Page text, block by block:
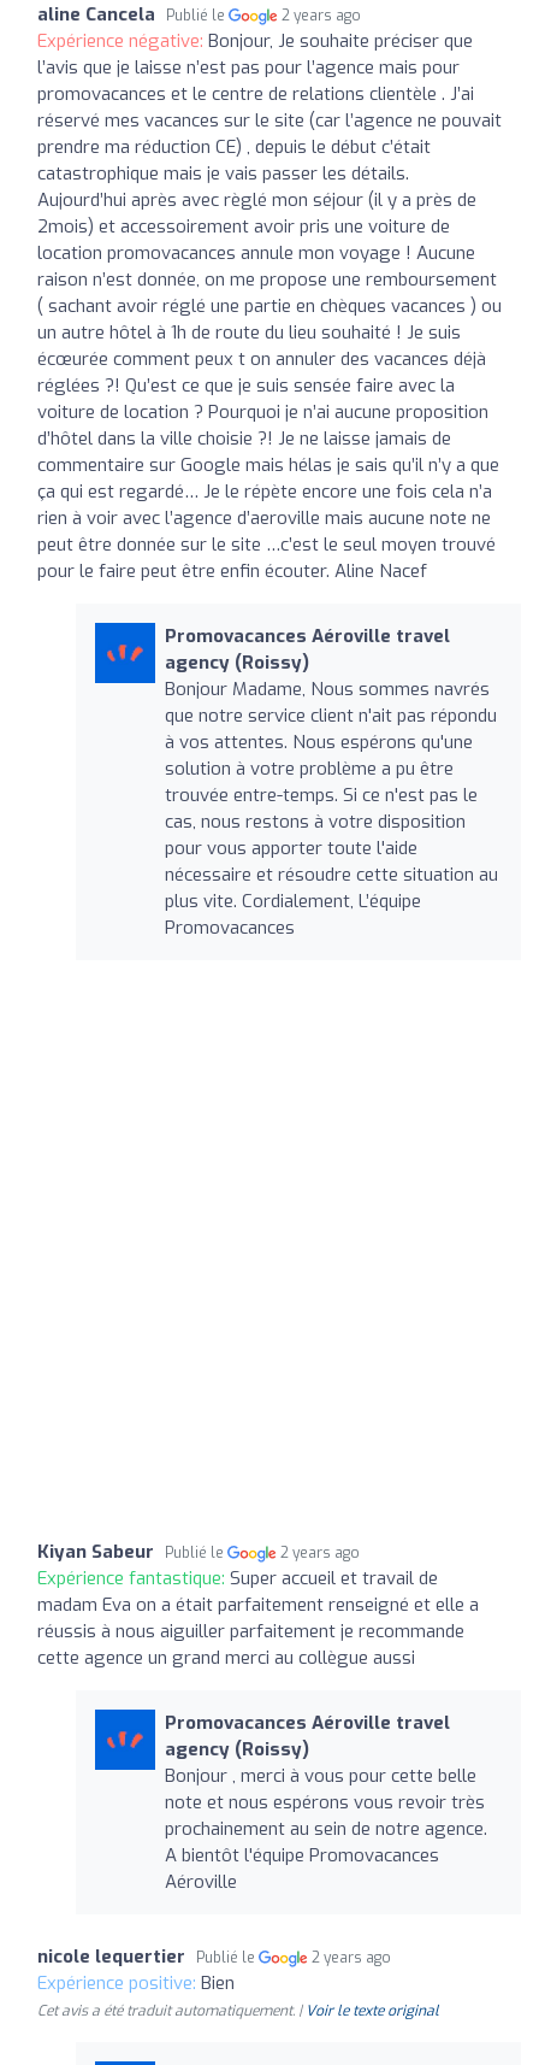
aline Cancela Publié le 2 years ago
Expérience négative: Bonjour, Je souhaite préciser que
l’avis que je laisse n’est pas pour l’agence mais pour
promovacances et le centre de relations clientèle . J’ai
réservé mes vacances sur le site (car l’agence ne pouvait
prendre ma réduction CE) , depuis le début c’était
catastrophique mais je vais passer les détails.
Aujourd’hui après avec règlé mon séjour (il y a près de
2mois) et accessoirement avoir pris une voiture de
location promovacances annule mon voyage ! Aucune
raison n’est donnée, on me propose une remboursement
( sachant avoir réglé une partie en chèques vacances ) ou
un autre hôtel à 1h de route du lieu souhaité ! Je suis
écœurée comment peux t on annuler des vacances déjà
réglées ?! Qu’est ce que je suis sensée faire avec la
voiture de location ? Pourquoi je n’ai aucune proposition
d’hôtel dans la ville choisie ?! Je ne laisse jamais de
commentaire sur Google mais hélas je sais qu’il n’y a que
ça qui est regardé… Je le répète encore une fois cela n’a
rien à voir avec l’agence d’aeroville mais aucune note ne
peut être donnée sur le site …c’est le seul moyen trouvé
pour le faire peut être enfin écouter. Aline Nacef
Promovacances Aéroville travel
agency (Roissy)
Bonjour Madame, Nous sommes navrés
que notre service client n'ait pas répondu
à vos attentes. Nous espérons qu'une
solution à votre problème a pu être
trouvée entre-temps. Si ce n'est pas le
cas, nous restons à votre disposition
pour vous apporter toute l'aide
nécessaire et résoudre cette situation au
plus vite. Cordialement, L’équipe
Promovacances
Kiyan Sabeur Publié le 2 years ago
Expérience fantastique: Super accueil et travail de
madam Eva on a était parfaitement renseigné et elle a
réussis à nous aiguiller parfaitement je recommande
cette agence un grand merci au collègue aussi
Promovacances Aéroville travel
agency (Roissy)
Bonjour , merci à vous pour cette belle
note et nous espérons vous revoir très
prochainement au sein de notre agence.
A bientôt l'équipe Promovacances
Aéroville
nicole lequertier Publié le 2 years ago
Expérience positive: Bien
Cet avis a été traduit automatiquement. | Voir le texte original